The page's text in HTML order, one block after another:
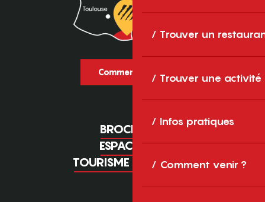
Trouver un
Trouver une activité
Infos pratiques
Comment venir ?
Comment venir ?
BROCHURES
ESPACE PRO
TOURISME D'AFFAIRES